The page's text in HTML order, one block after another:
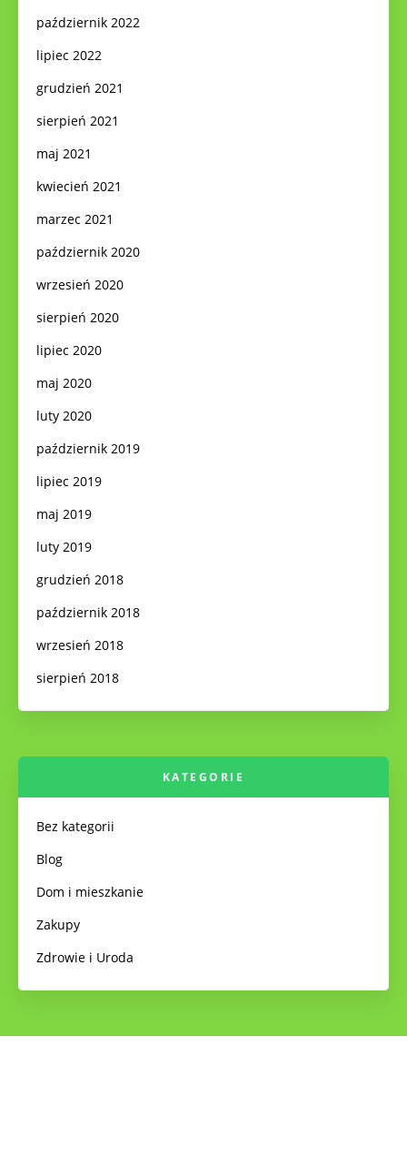
październik 2022
lipiec 2022
grudzień 2021
sierpień 2021
maj 2021
kwiecień 2021
marzec 2021
październik 2020
wrzesień 2020
sierpień 2020
lipiec 2020
maj 2020
luty 2020
październik 2019
lipiec 2019
maj 2019
luty 2019
grudzień 2018
październik 2018
wrzesień 2018
sierpień 2018
KATEGORIE
Bez kategorii
Blog
Dom i mieszkanie
Zakupy
Zdrowie i Uroda